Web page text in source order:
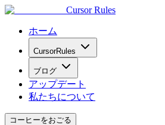
Cursor Rules
ホーム
CursorRules
ブログ
アップデート
私たちについて
コーヒーをおごる